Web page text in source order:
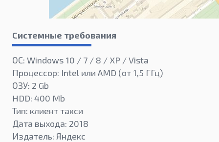
Системные требования
ОС: Windows 10 / 7 / 8 / XP / Vista
Процессор: Intel или AMD (от 1,5 ГГц)
ОЗУ: 2 Gb
HDD: 400 Mb
Тип: клиент такси
Дата выхода: 2018
Издатель: Яндекс